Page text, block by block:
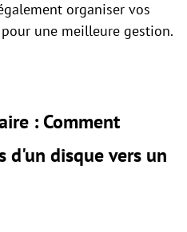
organiser vos
une meilleure gestion.
: Comment
d'un disque vers un